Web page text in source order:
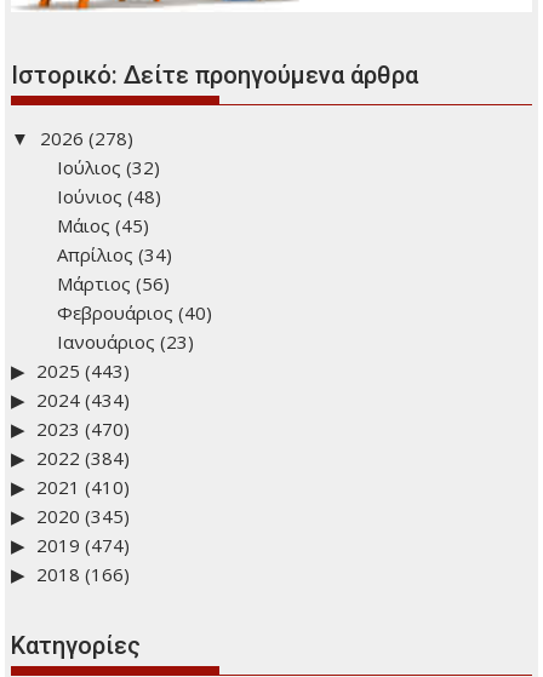
Ιστορικό: Δείτε προηγούμενα άρθρα
2026 (278)
Ιούλιος (32)
Ιούνιος (48)
Μάιος (45)
Απρίλιος (34)
Μάρτιος (56)
Φεβρουάριος (40)
Ιανουάριος (23)
2025 (443)
2024 (434)
2023 (470)
2022 (384)
2021 (410)
2020 (345)
2019 (474)
2018 (166)
Kατηγορίες